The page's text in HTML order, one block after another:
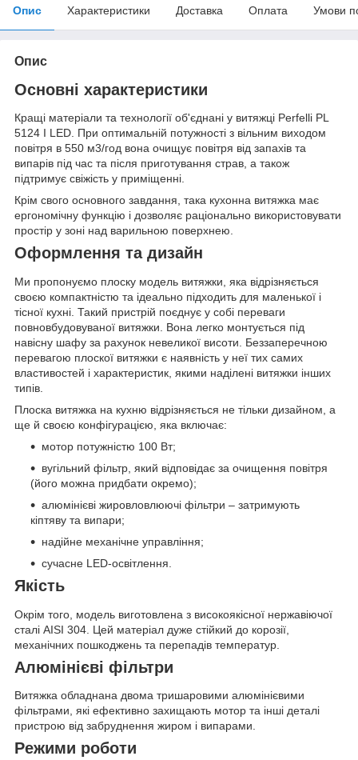
Опис Характеристики Доставка Оплата Умови
Опис
Основні характеристики
Кращі матеріали та технології об'єднані у витяжці Perfelli PL
5124 I LED. При оптимальній потужності з вільним виходом
повітря в 550 м3/год вона очищує повітря від запахів та
випарів під час та після приготування страв, а також
підтримує свіжість у приміщенні.
Крім свого основного завдання, така кухонна витяжка має
ергономічну функцію і дозволяє раціонально використовувати
простір у зоні над варильною поверхнею.
Оформлення та дизайн
Ми пропонуємо плоску модель витяжки, яка відрізняється
своєю компактністю та ідеально підходить для маленької і
тісної кухні. Такий пристрій поєднує у собі переваги
повновбудовуваної витяжки. Вона легко монтується під
навісну шафу за рахунок невеликої висоти. Беззаперечною
перевагою плоскої витяжки є наявність у неї тих самих
властивостей і характеристик, якими наділені витяжки інших
типів.
Плоска витяжка на кухню відрізняється не тільки дизайном, а
ще й своєю конфігурацією, яка включає:
мотор потужністю 100 Вт;
вугільний фільтр, який відповідає за очищення повітря
(його можна придбати окремо);
алюмінієві жировловлюючі фільтри – затримують
кіптяву та випари;
надійне механічне управління;
сучасне LED-освітлення.
Якість
Окрім того, модель виготовлена з високоякісної нержавіючої
сталі AISI 304. Цей матеріал дуже стійкий до корозії,
механічних пошкоджень та перепадів температур.
Алюмінієві фільтри
Витяжка обладнана двома тришаровими алюмінієвими
фільтрами, які ефективно захищають мотор та інші деталі
пристрою від забруднення жиром і випарами.
Режими роботи